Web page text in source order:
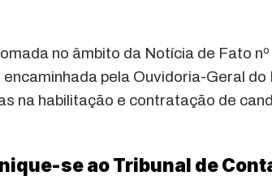
no âmbito da Notícia de Fato
pela Ouvidoria-Geral
na habilitação e contratação de
se ao Tribunal de